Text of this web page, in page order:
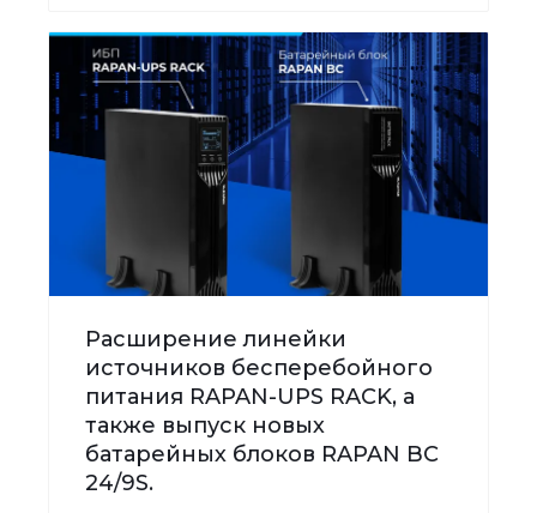
Расширение линейки
источников бесперебойного
питания RAPAN-UPS RACK, а
также выпуск новых
батарейных блоков RAPAN BC
24/9S.